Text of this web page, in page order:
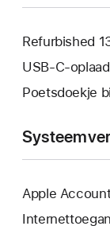
Refurbished
USB‑C-
Poetsdoekje
Apple